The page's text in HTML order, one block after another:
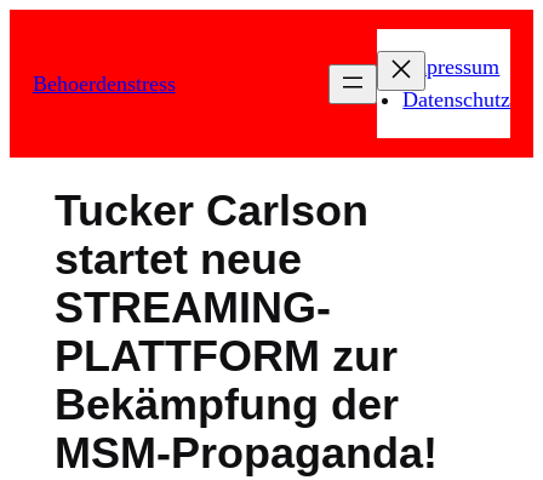
springen
Behoerdenstress
Impressum
Datenschutz
Tucker Carlson
startet neue
STREAMING-
PLATTFORM zur
Bekämpfung der
MSM-Propaganda!